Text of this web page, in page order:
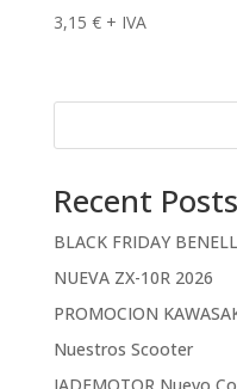
3,15 € + IVA
Recent Posts
BLACK FRIDAY
NUEVA ZX-10R 2026
PROMOCION
Nuestros Scooter